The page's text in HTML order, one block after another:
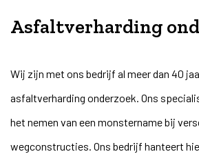
Asfaltverharding
Wij zijn met ons bedrijf al meer dan 40
asfaltverharding onderzoek. Ons
het nemen van een monsternamebij
wegconstructies. Ons bedrijf hanteert